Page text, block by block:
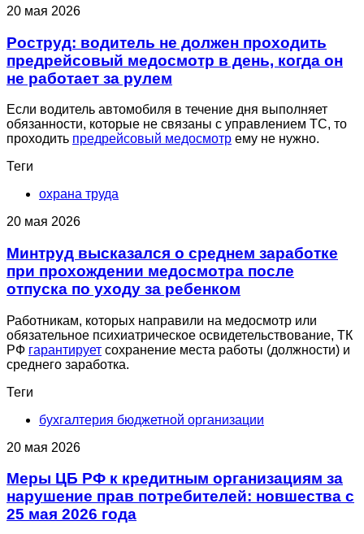
20 мая 2026
Роструд: водитель не должен проходить
предрейсовый медосмотр в день, когда он
не работает за рулем
Если водитель автомобиля в течение дня выполняет
обязанности, которые не связаны с управлением ТС, то
проходить предрейсовый медосмотр ему не нужно.
Теги
охрана труда
20 мая 2026
Минтруд высказался о среднем заработке
при прохождении медосмотра после
отпуска по уходу за ребенком
Работникам, которых направили на медосмотр или
обязательное психиатрическое освидетельствование, ТК
РФ гарантирует сохранение места работы (должности) и
среднего заработка.
Теги
бухгалтерия бюджетной организации
20 мая 2026
Меры ЦБ РФ к кредитным организациям за
нарушение прав потребителей: новшества с
25 мая 2026 года